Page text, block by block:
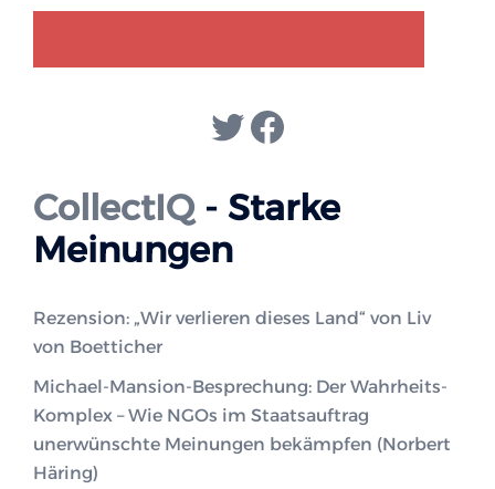
Twitter
Facebook
CollectIQ- Starke
Meinungen
Rezension: „Wir verlieren dieses Land“ von Liv
von Boetticher
Michael-Mansion-Besprechung: Der Wahrheits-
Komplex – Wie NGOs im Staatsauftrag
unerwünschte Meinungen bekämpfen (Norbert
Häring)